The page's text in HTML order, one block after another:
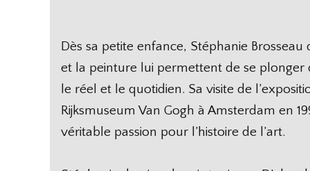
Dès sa petite enfance, Stéphanie
et la peinture lui permettent de se plonger
le réel et le quotidien. Sa visite de
Rijksmuseum Van Gogh à Amsterdam en
véritable passion pour l’histoire de l’art.